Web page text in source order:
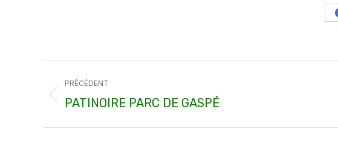
Navigation
article
PRÉCÉDENT
Article
PATINOIRE PARC DE GASPÉ